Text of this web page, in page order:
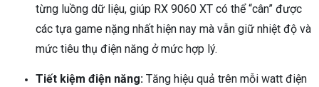
từng luồng dữ liệu, giúp RX 9060 XT có thể “cân” được
các tựa game nặng nhất hiện nay mà vẫn giữ nhiệt độ và
mức tiêu thụ điện năng ở mức hợp lý.
Tiết kiệm điện năng: Tăng hiệu quả trên mỗi watt điện